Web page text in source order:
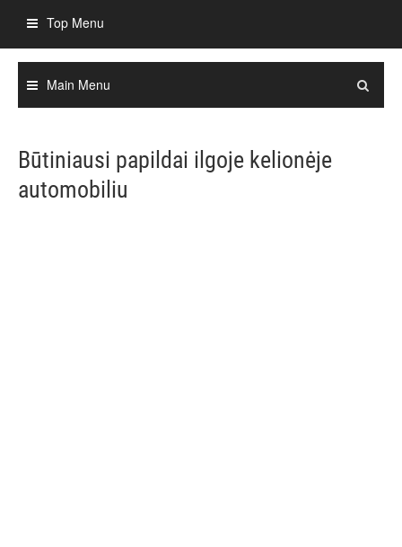
content
Top Menu
Main Menu
Būtiniausi papildai ilgoje kelionėje
automobiliu